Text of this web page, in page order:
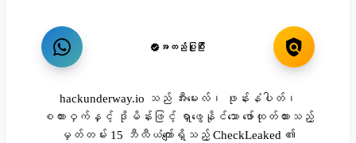
အတည်ပြုပြီး
hackunderway.io သည် အီးမေးလ်၊ ဖုန်းနံပါတ်၊
စကားဝှက်နှင့် ဒိုမိန်းဖြင့် ရှာဖွေနိုင်သော ဖော်ထုတ်ထားသည့်
မှတ်တမ်း 15 ဘီလီယံကျော်ရှိသည့် CheckLeaked ၏